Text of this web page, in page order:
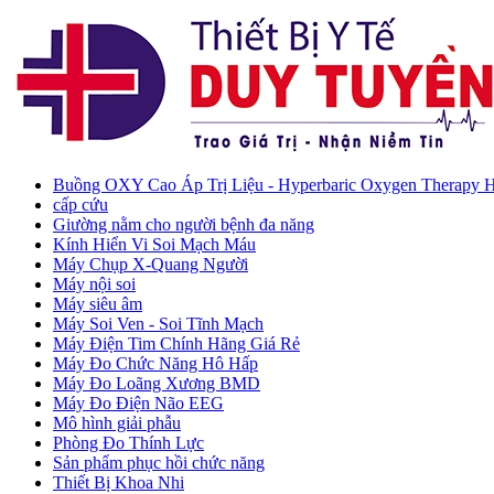
Buồng OXY Cao Áp Trị Liệu - Hyperbaric Oxygen Therapy
cấp cứu
Giường nằm cho người bệnh đa năng
Kính Hiển Vi Soi Mạch Máu
Máy Chụp X-Quang Người
Máy nội soi
Máy siêu âm
Máy Soi Ven - Soi Tĩnh Mạch
Máy Điện Tim Chính Hãng Giá Rẻ
Máy Đo Chức Năng Hô Hấp
Máy Đo Loãng Xương BMD
Máy Đo Điện Não EEG
Mô hình giải phẫu
Phòng Đo Thính Lực
Sản phẩm phục hồi chức năng
Thiết Bị Khoa Nhi